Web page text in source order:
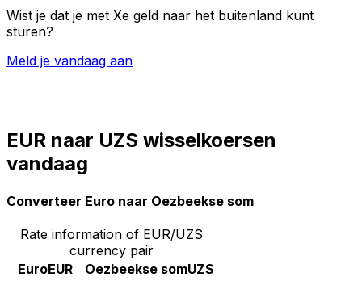
Wist je dat je met Xe geld naar het buitenland kunt
sturen?
Meld je vandaag aan
EUR naar UZS wisselkoersen
vandaag
Converteer Euro naar Oezbeekse som
Rate information of EUR/UZS
currency pair
EuroEUR Oezbeekse somUZS